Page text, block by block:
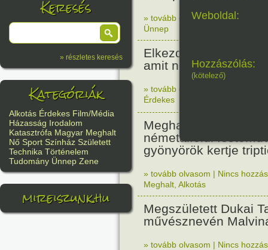
Keresés
» részletes keresés
Kategóriák
Alkotás Érdekes Film/Média
Házasság Irodalom
Katasztrófa Magyar Meghalt
Nő Sport Színház Született
Technika Történelem
Tudomány Ünnep Zene
mireiszunk.hu
» tovább olvasom|Nincs
Ünnep
Elkezdődött a pisai
amit nem terveztek
» tovább olvasom
Érdekes
Meghalt Hieronymus
németalföldi
gyönyörök kertje
» tovább olvasom | Nincs
Meghalt Alkotás
Megszületett Dukai
művésznevén
» tovább olvasom | Nincs
Weboldal:
Hozzászólás:
(kötelező)